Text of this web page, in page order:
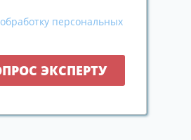
обработку персональных